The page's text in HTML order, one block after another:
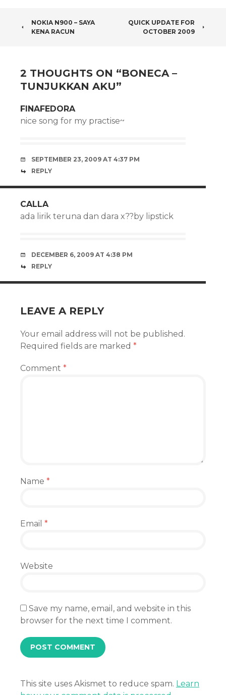
POST
NOKIA N900 – SAYA
KENA RACUN
QUICK UPDATE FOR
OCTOBER 2009
2 THOUGHTS ON “BONECA –
TUNJUKKAN AKU”
FINAFEDORA
nice song for my practise~
SEPTEMBER 23, 2009 AT 4:37 PM
REPLY
CALLA
ada lirik teruna dan dara x??by lipstick
DECEMBER 6, 2009 AT 4:38 PM
REPLY
LEAVE A REPLY
Your email address will not be published.
Required fields are marked *
Comment *
Name *
Email *
Website
Save my name, email, and website in this
browser for the next time I comment.
This site uses Akismet to reduce spam. Learn